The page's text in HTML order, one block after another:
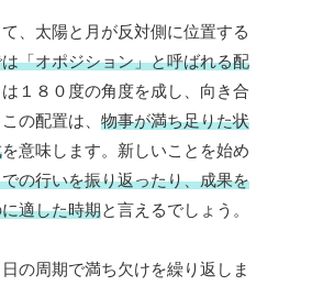
、太陽と月が反対側に位置する
「オポジション」と呼ばれる配
１８０度の角度を成し、向き合
の配置は、 物事が満ち足りた状
を意味します。新しいことを始め
の行いを振り返ったり、成果を
適した時期と言えるでしょう。
の周期で満ち欠けを繰り返しま